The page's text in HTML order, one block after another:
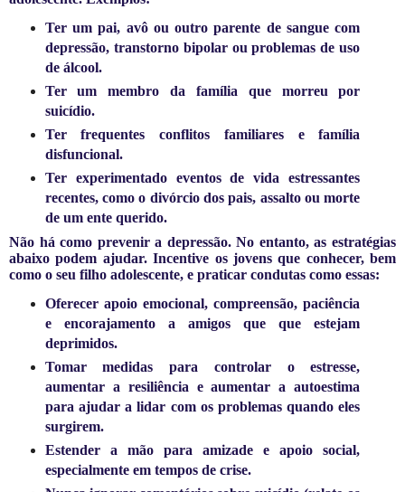
Ter um pai, avô ou outro parente de sangue com
depressão, transtorno bipolar ou problemas de uso
de álcool.
Ter um membro da família que morreu por
suicídio.
Ter frequentes conflitos familiares e família
disfuncional.
Ter experimentado eventos de vida estressantes
recentes, como o divórcio dos pais, assalto ou morte
de um ente querido.
Não há como prevenir a depressão. No entanto, as estratégias
abaixo podem ajudar. Incentive os jovens que conhecer, bem
como o seu filho adolescente, e praticar condutas como essas:
Oferecer apoio emocional, compreensão, paciência
e encorajamento a amigos que que estejam
deprimidos.
Tomar medidas para controlar o estresse,
aumentar a resiliência e aumentar a autoestima
para ajudar a lidar com os problemas quando eles
surgirem.
Estender a mão para amizade e apoio social,
especialmente em tempos de crise.